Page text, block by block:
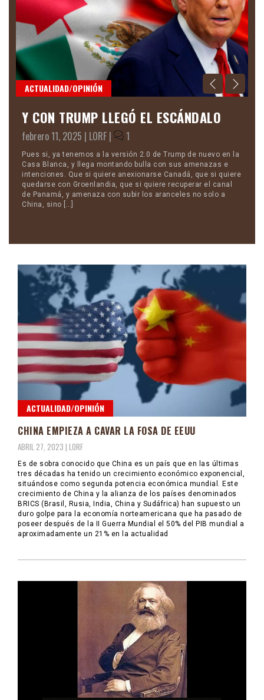
ACTUALIDAD/OPINIÓN
Y CON TRUMP LLEGÓ EL ESCÁNDALO
febrero 11, 2025 | LORF | 1
Pues si, ya tenemos a la versión 2.0 de Trump de nuevo en la
Casa Blanca, y llega montando bulla con sus amenazas e
intenciones. Que si quiere anexionarse Canadá, que si quiere
quedarse con Groenlandia, que si quiere recuperar el canal
de Panamá, y amenaza con subir los aranceles no solo a
China, sino […]
ACTUALIDAD/OPINIÓN
CHINA EMPIEZA A CAVAR LA FOSA DE EEUU
ABRIL 27, 2023 | LORF
Es de sobra conocido que China es un país que en las últimas
tres décadas ha tenido un crecimiento económico exponencial,
situándose como segunda potencia económica mundial. Este
crecimiento de China y la alianza de los países denominados
BRICS (Brasil, Rusia, India, China y Sudáfrica) han supuesto un
duro golpe para la economía norteamericana que ha pasado de
poseer después de la II Guerra Mundial el 50% del PIB mundial a
aproximadamente un 21% en la actualidad